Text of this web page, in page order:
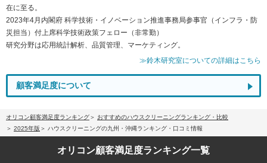
在に至る。
2023年4月内閣府 科学技術・イノベーション推進事務局参事官（インフラ・防
災担当）付上席科学技術政策フェロー（非常勤）
研究分野は応用統計解析、品質管理、マーケティング。
≫鈴木研究室についての詳細はこちら
顧客満足度について
オリコン顧客満足度ランキング
おすすめのハウスクリーニングランキング・比較
2025年版
ハウスクリーニングの九州・沖縄ランキング・口コミ情報
オリコン顧客満足度ランキング一覧